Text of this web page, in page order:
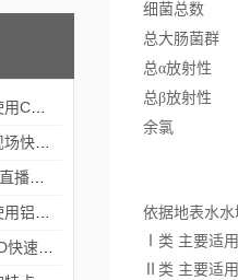
细菌
总大
总α放
总β放
余
依据地表水
Ⅰ类 主要适
Ⅱ类 主要适